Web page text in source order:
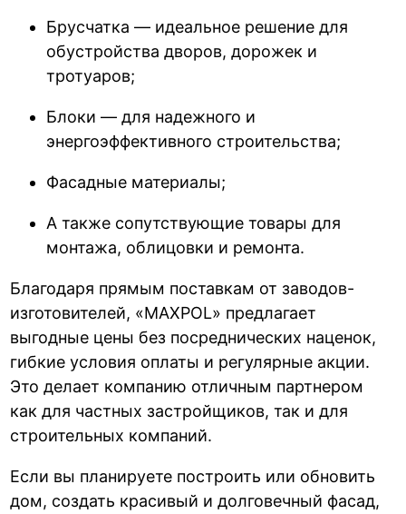
Брусчатка — идеальное решение для
обустройства дворов, дорожек и
тротуаров;
Блоки — для надежного и
энергоэффективного строительства;
Фасадные материалы;
А также сопутствующие товары для
монтажа, облицовки и ремонта.
Благодаря прямым поставкам от заводов-
изготовителей, «MAXPOL» предлагает
выгодные цены без посреднических наценок,
гибкие условия оплаты и регулярные акции.
Это делает компанию отличным партнером
как для частных застройщиков, так и для
строительных компаний.
Если вы планируете построить или обновить
дом, создать красивый и долговечный фасад,